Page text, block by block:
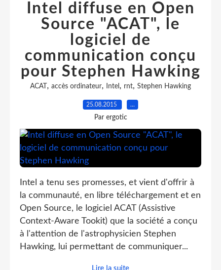
Intel diffuse en Open
Source "ACAT", le
logiciel de
communication conçu
pour Stephen Hawking
ACAT , accès ordinateur, Intel , rnt, Stephen Hawking
25.08.2015 …
Par ergotic
Intel a tenu ses promesses, et vient d'offrir à
la communauté, en libre téléchargement et en
Open Source, le logiciel ACAT (Assistive
Context-Aware Tookit) que la société a conçu
à l'attention de l'astrophysicien Stephen
Hawking, lui permettant de communiquer...
Lire la suite